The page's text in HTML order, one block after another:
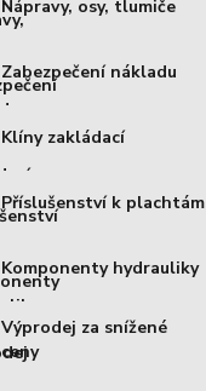
Nápravy, osy, tlumiče
Zabezpečení nákladu
Klíny zakládací
Příslušenství k plachtám
Komponenty hydrauliky
Výprodej za snížené
ceny